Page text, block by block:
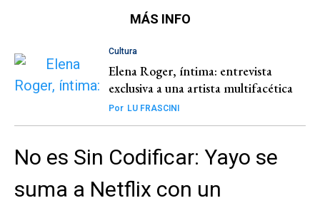
MÁS INFO
Cultura
Elena Roger, íntima: entrevista
exclusiva a una artista multifacética
Por LU FRASCINI
No es Sin Codificar: Yayo se
suma a Netflix con un